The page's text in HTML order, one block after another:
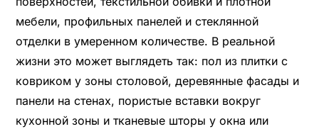
мебели, профильных панелей и стеклянной
отделки в умеренном количестве. В реальной
жизни это может выглядеть так: пол из плитки с
ковриком у зоны столовой, деревянные фасады и
панели на стенах, пористые вставки вокруг
кухонной зоны и тканевые шторы у окна или